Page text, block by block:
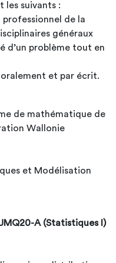
les suivants :
de la
généraux
d’un problème tout en
et par écrit.
de mathématique de
Wallonie
et Modélisation
A (Statistiques I)